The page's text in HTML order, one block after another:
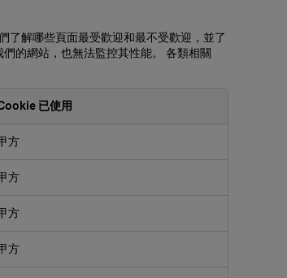
了解哪些頁面最受歡迎和最不受歡迎，並了
的網站，也無法監控其性能。 各類相關
已使用
方
方
方
方